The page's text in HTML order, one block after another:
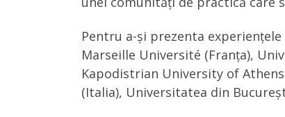
Pentru a-și prezenta
Marseille Université (Franța),
Kapodistrian University of
(Italia), Universitatea din